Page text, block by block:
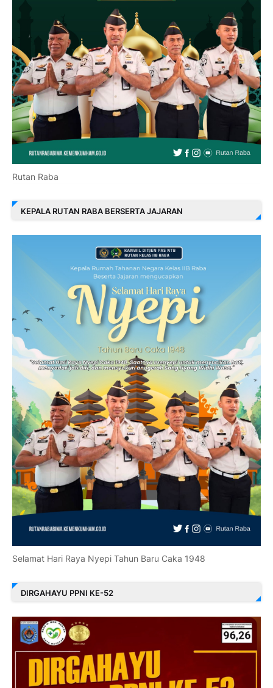
Rutan Raba
KEPALA RUTAN RABA BERSERTA JAJARAN
Selamat Hari Raya Nyepi Tahun Baru Caka 1948
DIRGAHAYU PPNI KE-52